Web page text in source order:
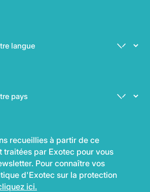
recueillies à partir de ce
traitées par Exotec pour vous
Pour connaître vos
d'Exotec sur la protection
ici.